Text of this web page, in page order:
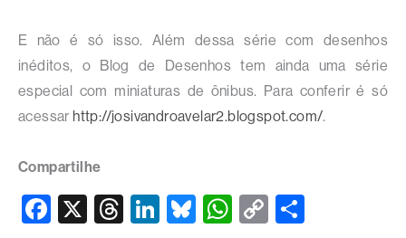
E não é só isso. Além dessa série com desenhos
inéditos, o Blog de Desenhos tem ainda uma série
especial com miniaturas de ônibus. Para conferir é só
acessar http://josivandroavelar2.blogspot.com/.
Compartilhe
F
X
T
Li
Bl
W
C